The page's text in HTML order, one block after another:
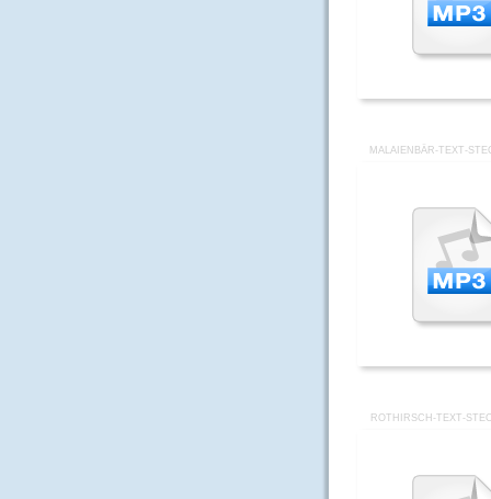
MALAIENBÄR-TEXT-
ROTHIRSCH-TEXT-